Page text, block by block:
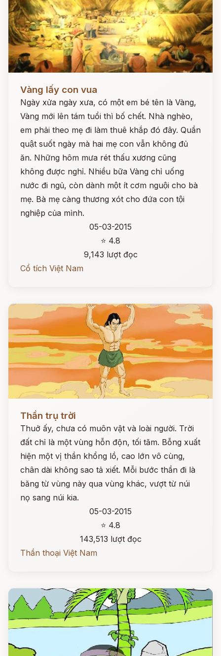
Vàng lấy con vua
Ngày xửa ngày xưa, có một em bé tên là Vàng,
Vàng mới lên tám tuổi thì bố chết. Nhà nghèo,
em phải theo mẹ đi làm thuê khắp đó đây. Quần
quật suốt ngày mà hai mẹ con vẫn không đủ
ăn. Những hôm mưa rét thấu xương cũng
không được nghỉ. Nhiều bữa Vàng chỉ uống
nước đi ngủ, còn dành một ít cơm nguội cho bà
mẹ. Bà mẹ càng thương xót cho đứa con tội
nghiệp của mình.
05-03-2015
⭐ 4.8
9,143 lượt đọc
Cổ tích Việt Nam
Đọc ngay
Thần trụ trời
Thuở ấy, chưa có muôn vật và loài người. Trời
đất chỉ là một vùng hỗn độn, tối tăm. Bỗng xuất
hiện một vị thần khổng lồ, cao lớn vô cùng,
chân dài không sao tả xiết. Mỗi bước thần đi là
băng từ vùng này qua vùng khác, vượt từ núi
nọ sang núi kia.
05-03-2015
⭐ 4.8
143,513 lượt đọc
Thần thoại Việt Nam